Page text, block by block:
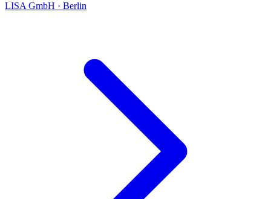
LISA GmbH · Berlin